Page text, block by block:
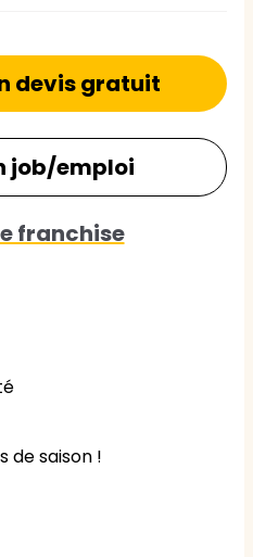
de saison !
devis gratuit
job/emploi
franchise